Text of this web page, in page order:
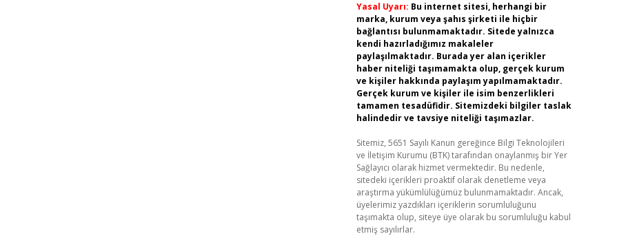
Yasal Uyarı: Bu internet sitesi, herhangi bir
marka, kurum veya şahıs şirketi ile hiçbir
bağlantısı bulunmamaktadır. Sitede yalnızca
kendi hazırladığımız makaleler
paylaşılmaktadır. Burada yer alan içerikler
haber niteliği taşımamakta olup, gerçek kurum
ve kişiler hakkında paylaşım yapılmamaktadır.
Gerçek kurum ve kişiler ile isim benzerlikleri
tamamen tesadüfidir. Sitemizdeki bilgiler taslak
halindedir ve tavsiye niteliği taşımazlar.
Sitemiz, 5651 Sayılı Kanun gereğince Bilgi Teknolojileri
ve İletişim Kurumu (BTK) tarafından onaylanmış bir Yer
Sağlayıcı olarak hizmet vermektedir. Bu nedenle,
sitedeki içerikleri proaktif olarak denetleme veya
araştırma yükümlülüğümüz bulunmamaktadır. Ancak,
üyelerimiz yazdıkları içeriklerin sorumluluğunu
taşımakta olup, siteye üye olarak bu sorumluluğu kabul
etmiş sayılırlar.